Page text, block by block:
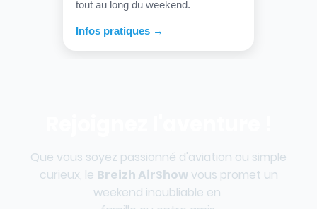
tout au long du weekend.
Infos pratiques →
Que vous soyez passionné d'aviation ou simple
curieux, le Breizh AirShowvous promet un
weekend inoubliable en